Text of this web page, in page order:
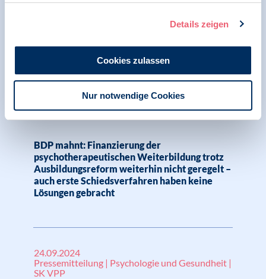
Details zeigen
Cookies zulassen
Nur notwendige Cookies
Asylpolitik verwehren Geflüchteten Recht
BDP mahnt: Finanzierung der
psychotherapeutischen Weiterbildung trotz
Ausbildungsreform weiterhin nicht geregelt –
auch erste Schiedsverfahren haben keine
Lösungen gebracht
24.09.2024
Pressemitteilung | Psychologie und Gesundheit |
SK VPP